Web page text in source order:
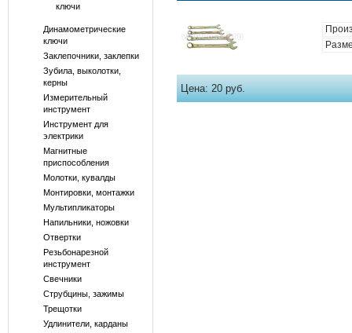
ключи
Динамометрические
ключи
Заклепочники, заклепки
Зубила, выколотки,
керны
Измерительный
инструмент
Инструмент для
электрики
Магнитные
приспособления
Молотки, кувалды
Монтировки, монтажки
Мультипликаторы
Напильники, ножовки
Отвертки
Резьбонарезной
инструмент
Свечники
Струбцины, зажимы
Трещотки
Удлинители, карданы
Цена:20 руб.